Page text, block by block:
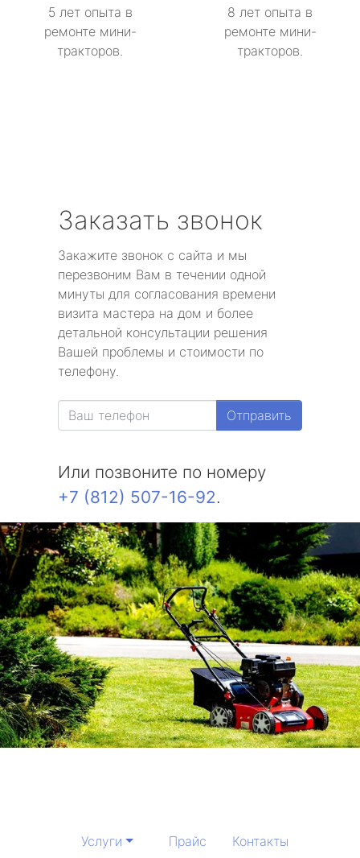
5 лет опыта в
ремонте мини-
тракторов.
8 лет опыта в
ремонте мини-
тракторов.
Заказать звонок
Закажите звонок с сайта и мы
перезвоним Вам в течении одной
минуты для согласования времени
визита мастера на дом и более
детальной консультации решения
Вашей проблемы и стоимости по
телефону.
Отправить
Или позвоните по номеру
+7 (812) 507-16-92.
Услуги Прайс Контакты